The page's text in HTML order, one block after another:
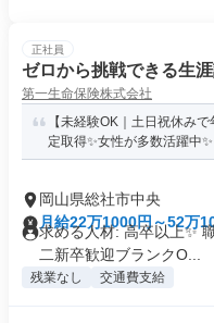
正社員
ゼロから挑戦できる生
第一生命保険株式会社
【未経験OK｜土日祝休み
定取得✨女性が多数活躍中✨
岡山県総社市中央
月給22万1000円～52万
求める人材: 高卒以上✨
二新卒歓迎ブランクO...
残業なし 交通費支給